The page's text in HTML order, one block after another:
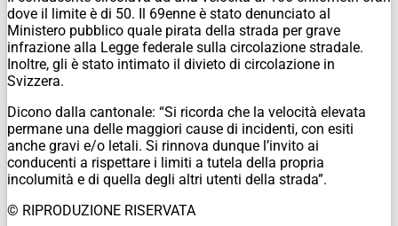
dove il limite è di 50. Il 69enne è stato denunciato al
Ministero pubblico quale pirata della strada per grave
infrazione alla Legge federale sulla circolazione stradale.
Inoltre, gli è stato intimato il divieto di circolazione in
Svizzera.
Dicono dalla cantonale: “Si ricorda che la velocità elevata
permane una delle maggiori cause di incidenti, con esiti
anche gravi e/o letali. Si rinnova dunque l’invito ai
conducenti a rispettare i limiti a tutela della propria
incolumità e di quella degli altri utenti della strada”.
© RIPRODUZIONE RISERVATA